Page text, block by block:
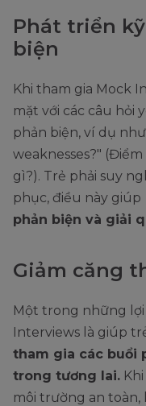
Phát triển
biện
Khi tham gia Mock
mặt với các câu hỏi
phản biện, ví dụ
weaknesses?"
gì?). Trẻ phải suy
phục, điều này giúp
phản biện và giải
Giảm căng
Một trong những
Interviews là giúp
tham gia các buổi
trong tương lai.
môi trường an toàn,